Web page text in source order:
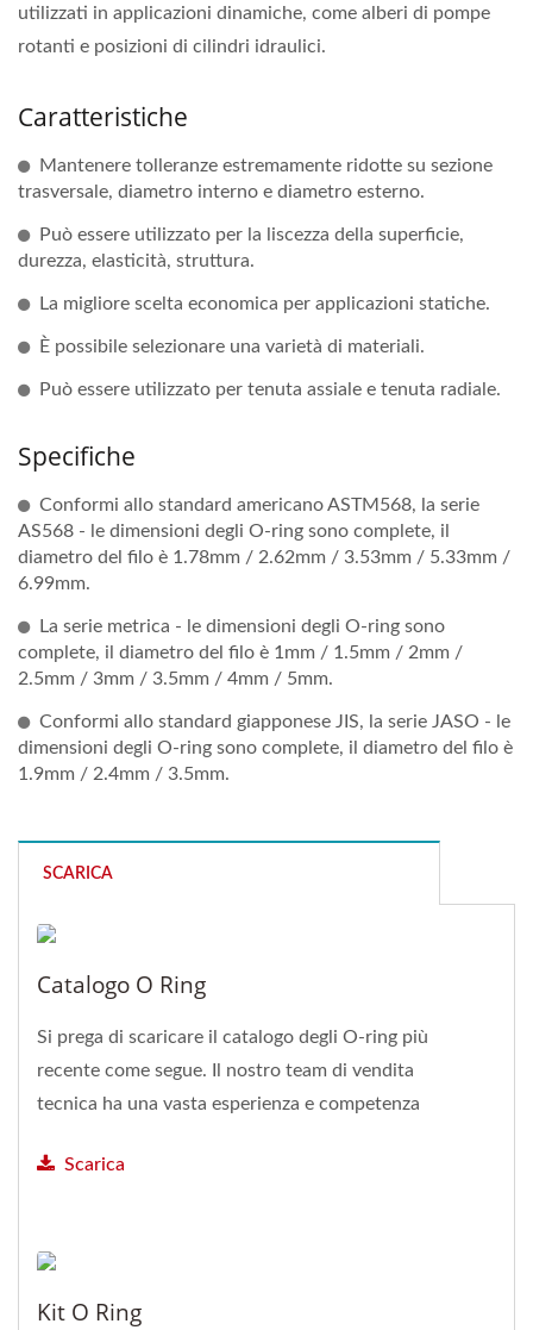
utilizzati in applicazioni dinamiche, come alberi di pompe
rotanti e posizioni di cilindri idraulici.
Caratteristiche
Mantenere tolleranze estremamente ridotte su sezione
trasversale, diametro interno e diametro esterno.
Può essere utilizzato per la liscezza della superficie,
durezza, elasticità, struttura.
La migliore scelta economica per applicazioni statiche.
È possibile selezionare una varietà di materiali.
Può essere utilizzato per tenuta assiale e tenuta radiale.
Specifiche
Conformi allo standard americano ASTM568, la serie
AS568 - le dimensioni degli O-ring sono complete, il
diametro del filo è 1.78mm / 2.62mm / 3.53mm / 5.33mm /
6.99mm.
La serie metrica - le dimensioni degli O-ring sono
complete, il diametro del filo è 1mm / 1.5mm / 2mm /
2.5mm / 3mm / 3.5mm / 4mm / 5mm.
Conformi allo standard giapponese JIS, la serie JASO - le
dimensioni degli O-ring sono complete, il diametro del filo è
1.9mm / 2.4mm / 3.5mm.
SCARICA
Catalogo O Ring
Si prega di scaricare il catalogo degli O-ring più
recente come segue. Il nostro team di vendita
tecnica ha una vasta esperienza e competenza
Scarica
Kit O Ring